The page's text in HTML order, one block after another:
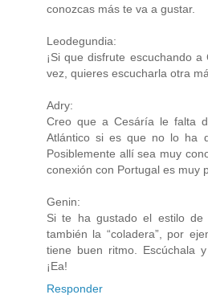
conozcas más te va a gustar.
Leodegundia:
¡Si que disfrute escuchando
vez, quieres escucharla otra
Adry:
Creo que a Cesáría le falta
Atlántico si es que no lo ha
Posiblemente allí sea muy
conexión con Portugal es muy
Genin:
Si te ha gustado el estilo de
también la “coladera”, por
tiene buen ritmo. Escúchala
¡Ea!
Responder